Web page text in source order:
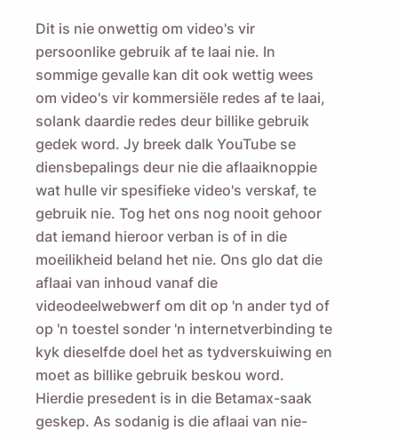
Dit is nie onwettig om video's vir
persoonlike gebruik af te laai nie. In
sommige gevalle kan dit ook wettig wees
om video's vir kommersiële redes af te laai,
solank daardie redes deur billike gebruik
gedek word. Jy breek dalk YouTube se
diensbepalings deur nie die aflaaiknoppie
wat hulle vir spesifieke video's verskaf, te
gebruik nie. Tog het ons nog nooit gehoor
dat iemand hieroor verban is of in die
moeilikheid beland het nie. Ons glo dat die
aflaai van inhoud vanaf die
videodeelwebwerf om dit op 'n ander tyd of
op 'n toestel sonder 'n internetverbinding te
kyk dieselfde doel het as tydverskuiwing en
moet as billike gebruik beskou word.
Hierdie presedent is in die Betamax-saak
geskep. As sodanig is die aflaai van nie-